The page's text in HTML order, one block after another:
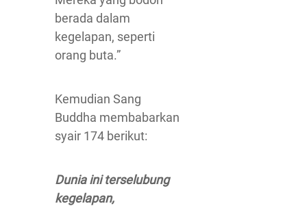
berada dalam
kegelapan, seperti
orang buta.”
Kemudian Sang
Buddha membabarkan
syair 174 berikut:
Dunia ini terselubung
kegelapan,